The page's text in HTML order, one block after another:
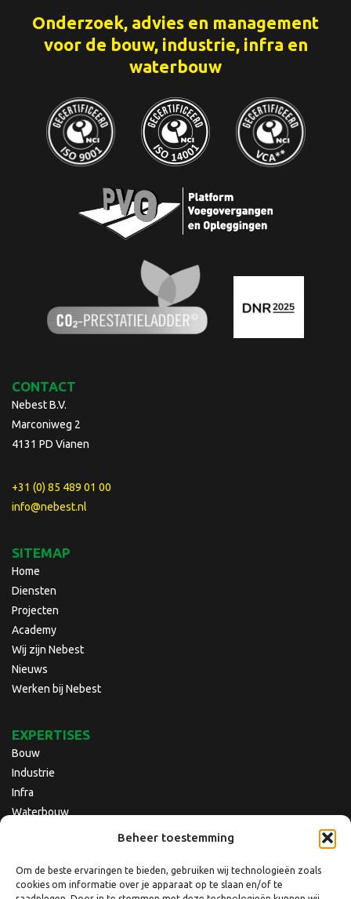
Beheer toestemming
Om de beste ervaringen te bieden, gebruiken wij technologieën zoals
cookies om informatie over je apparaat op te slaan en/of te
Onderzoek, advies en management
voor de bouw, industrie, infra en
waterbouw
CONTACT
Nebest B.V.
Marconiweg 2
4131 PD Vianen
+31 (0) 85 489 01 00
info@nebest.nl
SITEMAP
Home
Diensten
Projecten
Academy
Wij zijn Nebest
Nieuws
Werken bij Nebest
EXPERTISES
Bouw
Industrie
Infra
Waterbouw